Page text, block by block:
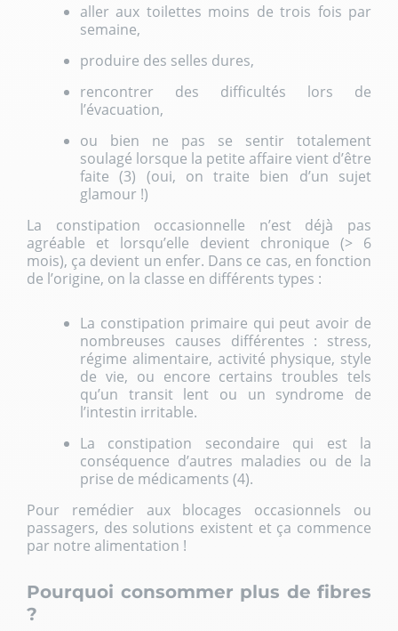
aller aux toilettes moins de trois fois par
semaine,
produire des selles dures,
rencontrer des difficultés lors de
l’évacuation,
ou bien ne pas se sentir totalement
soulagé lorsque la petite affaire vient d’être
faite (3) (oui, on traite bien d’un sujet
glamour !)
La constipation occasionnelle n’est déjà pas
agréable et lorsqu’elle devient chronique (> 6
mois), ça devient un enfer. Dans ce cas, en fonction
de l’origine, on la classe en différents types :
La constipation primaire qui peut avoir de
nombreuses causes différentes : stress,
régime alimentaire, activité physique, style
de vie, ou encore certains troubles tels
qu’un transit lent ou un syndrome de
l’intestin irritable.
La constipation secondaire qui est la
conséquence d’autres maladies ou de la
prise de médicaments (4).
Pour remédier aux blocages occasionnels ou
passagers, des solutions existent et ça commence
par notre alimentation !
Pourquoi consommer plus de fibres
?